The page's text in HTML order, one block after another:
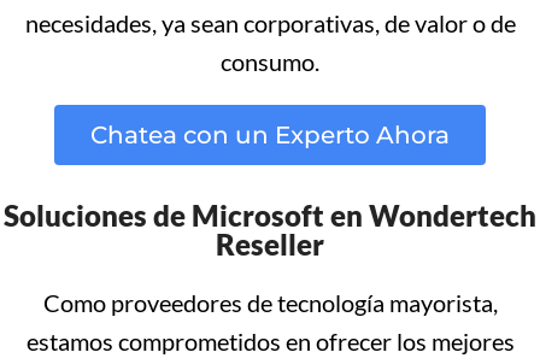
necesidades, ya sean corporativas, de valor o de
consumo.
Chatea con un Experto Ahora
Soluciones de Microsoft en Wondertech
Reseller
Como proveedores de tecnología mayorista,
estamos comprometidos en ofrecer los mejores